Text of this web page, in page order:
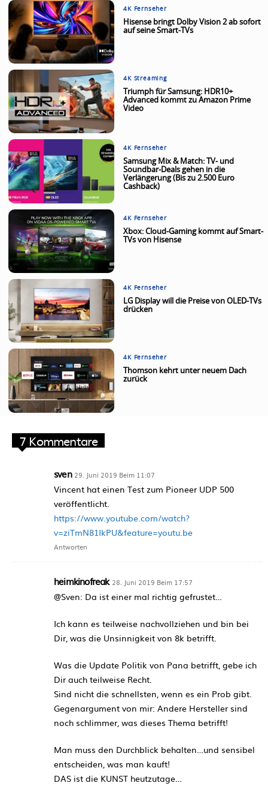
4K Fernseher
Hisense bringt Dolby Vision 2 ab sofort
auf seine Smart-TVs
4K Streaming
Triumph für Samsung: HDR10+
Advanced kommt zu Amazon Prime
Video
4K Fernseher
Samsung Mix & Match: TV- und
Soundbar-Deals gehen in die
Verlängerung (Bis zu 2.500 Euro
Cashback)
4K Fernseher
Xbox: Cloud-Gaming kommt auf Smart-
TVs von Hisense
4K Fernseher
LG Display will die Preise von OLED-TVs
drücken
4K Fernseher
Thomson kehrt unter neuem Dach
zurück
7 Kommentare
sven 29. Juni 2019 Beim 11:07
Vincent hat einen Test zum Pioneer UDP 500
veröffentlicht.
https://www.youtube.com/watch?
v=ziTmN81IkPU&feature=youtu.be
Antworten
heimkinofreak 28. Juni 2019 Beim 17:57
@Sven: Da ist einer mal richtig gefrustet…
Ich kann es teilweise nachvollziehen und bin bei
Dir, was die Unsinnigkeit von 8k betrifft.
Was die Update Politik von Pana betrifft, gebe ich
Dir auch teilweise Recht.
Sind nicht die schnellsten, wenn es ein Prob gibt.
Gegenargument von mir: Andere Hersteller sind
noch schlimmer, was dieses Thema betrifft!
Man muss den Durchblick behalten…und sensibel
entscheiden, was man kauft!
DAS ist die KUNST heutzutage…